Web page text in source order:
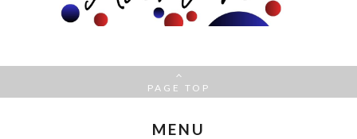
PAGE TOP
MENU